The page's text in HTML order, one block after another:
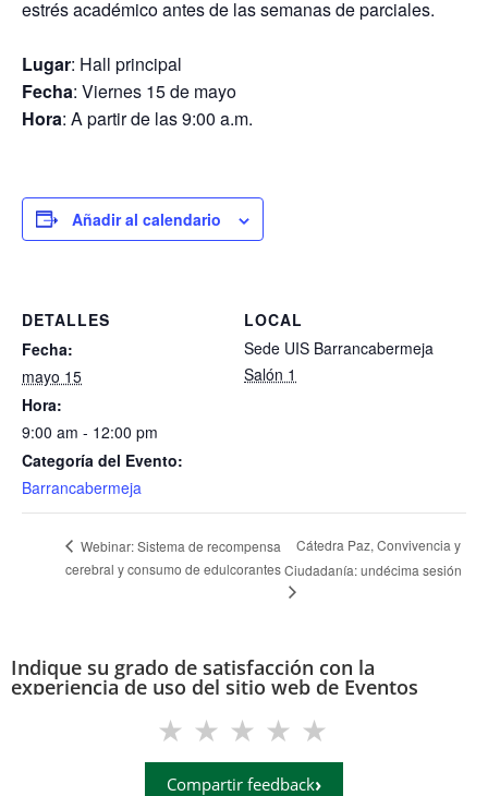
estrés académico antes de las semanas de parciales.
Lugar: Hall principal
Fecha: Viernes 15 de mayo
Hora: A partir de las 9:00 a.m.
Añadir al calendario
DETALLES
Fecha:
mayo 15
Hora:
9:00 am - 12:00 pm
Categoría del Evento:
Barrancabermeja
LOCAL
Sede UIS Barrancabermeja
Salón 1
Webinar: Sistema de recompensa
cerebral y consumo de edulcorantes
Cátedra Paz, Convivencia y
Ciudadanía: undécima sesión
Indique su grado de satisfacción con la
experiencia de uso del sitio web de Eventos